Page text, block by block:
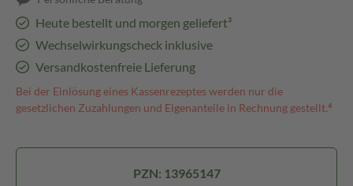
Heute bestellt und morgen geliefert³
Wechselwirkungscheck inklusive
Versandkostenfreie Lieferung
Bei der Einlösung eines Kassenrezeptes werden nur die
gesetzlichen Zuzahlungen und Eigenanteile in Rechnung gestellt.⁴
PZN: 13965147